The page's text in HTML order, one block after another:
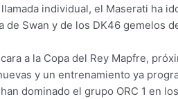
individual, el Maserati ha
de Swan y de los DK46 gemelos
a la Copa del Rey Mapfre,
y un entrenamiento ya
dominado el grupo ORC 1 en